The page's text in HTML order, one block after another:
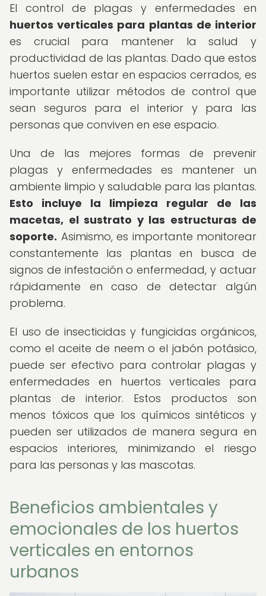
El control de plagas y enfermedades en
huertos verticales para plantas de interior
es crucial para mantener la salud y
productividad de las plantas. Dado que estos
huertos suelen estar en espacios cerrados, es
importante utilizar métodos de control que
sean seguros para el interior y para las
personas que conviven en ese espacio.
Una de las mejores formas de prevenir
plagas y enfermedades es mantener un
ambiente limpio y saludable para las plantas.
Esto incluye la limpieza regular de las
macetas, el sustrato y las estructuras de
soporte. Asimismo, es importante monitorear
constantemente las plantas en busca de
signos de infestación o enfermedad, y actuar
rápidamente en caso de detectar algún
problema.
El uso de insecticidas y fungicidas orgánicos,
como el aceite de neem o el jabón potásico,
puede ser efectivo para controlar plagas y
enfermedades en huertos verticales para
plantas de interior. Estos productos son
menos tóxicos que los químicos sintéticos y
pueden ser utilizados de manera segura en
espacios interiores, minimizando el riesgo
para las personas y las mascotas.
Beneficios ambientales y
emocionales de los huertos
verticales en entornos
urbanos